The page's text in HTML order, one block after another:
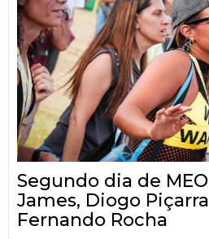
Segundo dia de
James, Diogo
Fernando Rocha